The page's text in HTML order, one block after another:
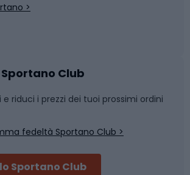
>
Club
riduci i prezzi dei tuoi prossimi ordini
fedeltà Sportano Club >
Sportano Club